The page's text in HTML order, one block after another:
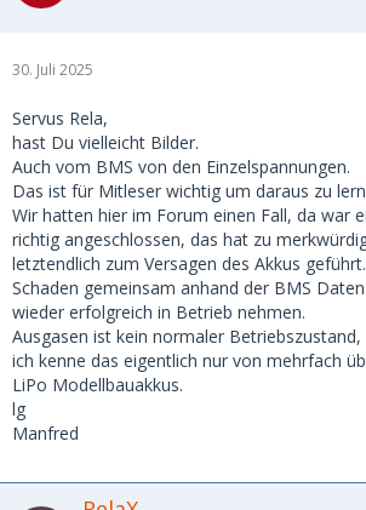
30. Juli 2025
Servus Rela,
hast Du vielleicht Bilder.
Auch vom BMS von den Einzelspannungen.
Das ist für Mitleser wichtig um daraus zu
Wir hatten hier im Forum einen Fall, da war
richtig angeschlossen, das hat zu
letztendlich zum Versagen des Akkus
Schaden gemeinsam anhand der BMS
wieder erfolgreich in Betrieb nehmen.
Ausgasen ist kein normaler Betriebszustand,
ich kenne das eigentlich nur von mehrfach
LiPo Modellbauakkus.
lg
Manfred